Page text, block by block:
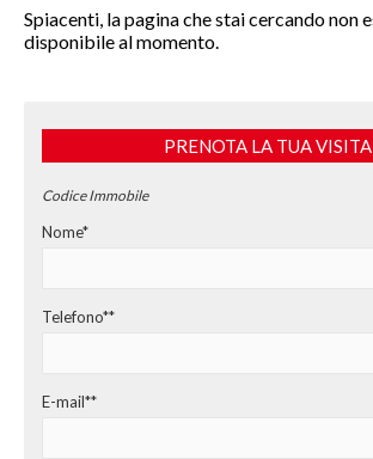
VENDITA RESIDENZIALE
VENDITA COMMERCIALE
AFFITTO COMMERCIALE
Spiacenti, la pagina che stai cercando non
disponibile al momento.
PRENOTA LA TUA VISITA
Codice Immobile
Nome*
Telefono**
E-mail**